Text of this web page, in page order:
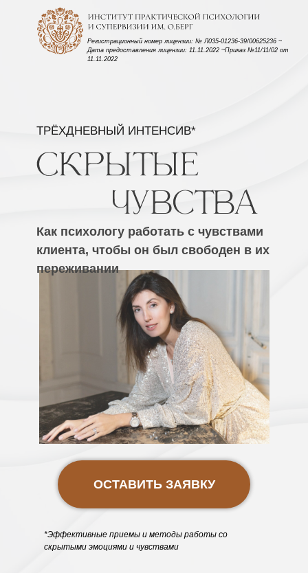
ТРЁХДНЕВНЫЙ ИНТЕНСИВ*
ОСТАВИТЬ ЗАЯВКУ
Регистрационный номер лицензии: № Л035-01236-39/00625236 ~
Дата предоставления лицензии: 11.11.2022 ~Приказ №11/11/02 от
11.11.2022
*Эффективные приемы и методы работы со
скрытыми эмоциями и чувствами
Как психологу работать с чувствами
клиента, чтобы он был свободен в их
переживании